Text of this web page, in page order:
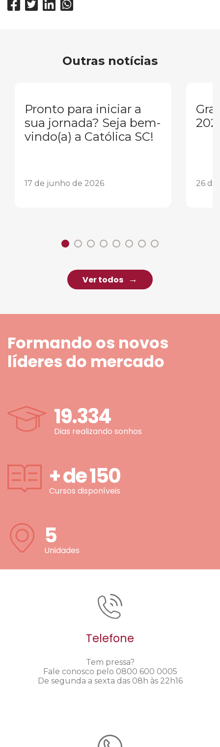
Outras notícias
Pronto para iniciar a
sua jornada? Seja bem-
vindo(a) a Católica SC!
17 de junho de 2026 26 de
Ver todos
Formando os novos
líderes do mercado
19.334
Dias realizando sonhos
+ de150
Cursos disponíveis
5
Unidades
Telefone
Tem pressa?
Fale conosco pelo 0800 600 0005
De segunda a sexta das 08h às 22h16